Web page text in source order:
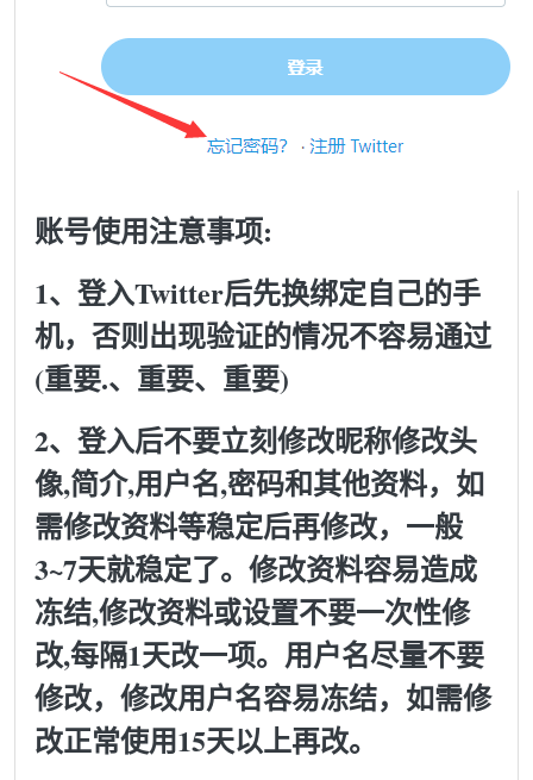
账号使用注意事项:
1、登入Twitter后先换绑定自己的手
机，否则出现验证的情况不容易通过
(重要.、重要、重要)
2、登入后不要立刻修改昵称修改头
像,简介,用户名,密码和其他资料，如
需修改资料等稳定后再修改，一般
3~7天就稳定了。修改资料容易造成
冻结,修改资料或设置不要一次性修
改,每隔1天改一项。用户名尽量不要
修改，修改用户名容易冻结，如需修
改正常使用15天以上再改。